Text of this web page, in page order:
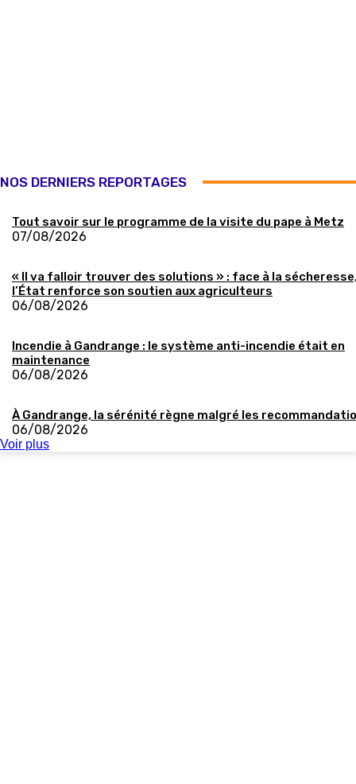
NOS DERNIERS REPORTAGES
Tout savoir sur le programme de la visite du pape à Metz
07/08/2026
« Il va falloir trouver des solutions » : face à la
l’État renforce son soutien aux agriculteurs
06/08/2026
Incendie à Gandrange : le système anti-incendie était en
maintenance
06/08/2026
À Gandrange, la sérénité règne malgré les
06/08/2026
Voir plus